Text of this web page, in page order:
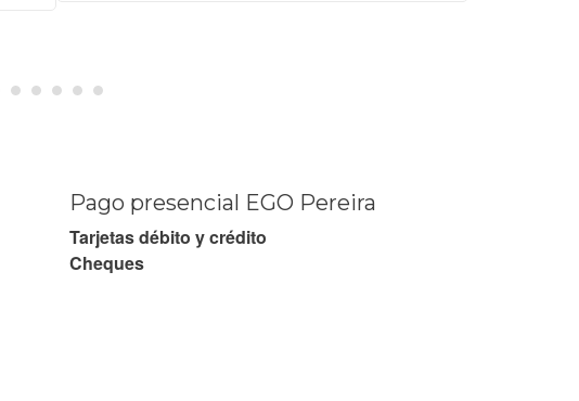
Pago presencial EGO Pereira
Tarjetas débito y crédito
Cheques